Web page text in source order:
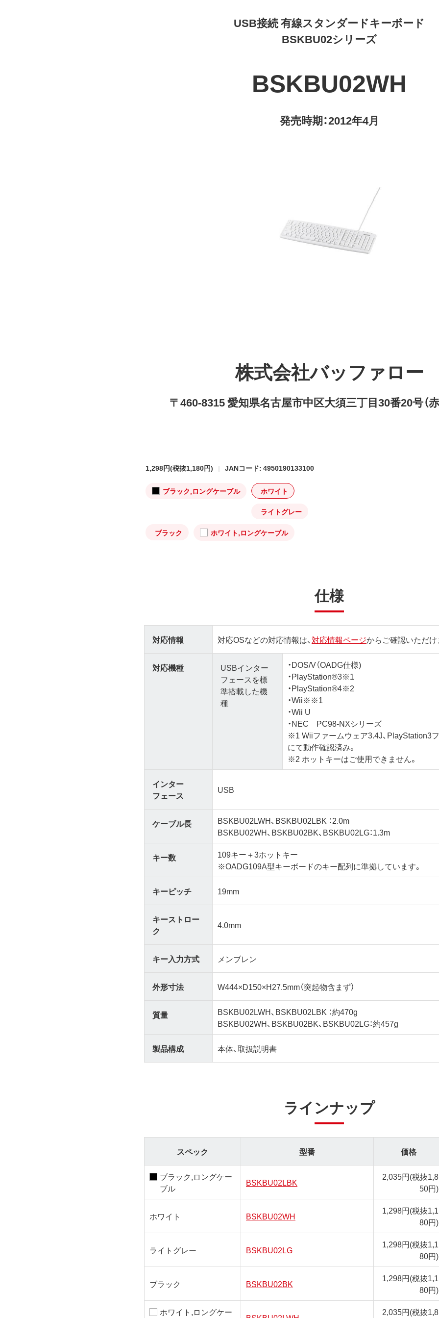
USB接続 有線スタンダードキーボード
BSKBU02シリーズ
BSKBU02WH
発売時期：2012年4月
株式会社バッファロー
〒460-8315 愛知県名古屋市中区大須三丁目30番20号（
1,298円(税抜1,180円) JANコード: 4950190133100
ブラック,ロングケーブル ホワイト
ライトグレー
ブラック ホワイト,ロングケーブル
仕様
対応情報 対応OSなどの対応情報は、対応情報ページからご確認いただけ
対応機種
USBインター
フェースを標
準搭載した機
種
・DOS/V（OADG仕様)
・PlayStation®3※1
・PlayStation®4※2
・Wii※※1
・Wii U
・NEC PC98-NXシリーズ
※1 Wiiファームウェア3.4J、PlayStation3
にて動作確認済み。
※2 ホットキーはご使用できません。
インター
フェース
USB
ケーブル長
BSKBU02LWH、BSKBU02LBK ：2.0m
BSKBU02WH、BSKBU02BK、BSKBU02LG：1.3m
キー数
109キー＋3ホットキー
※OADG109A型キーボードのキー配列に準拠しています。
キーピッチ 19mm
キーストロー
ク
4.0mm
キー入力方式 メンブレン
外形寸法 W444×D150×H27.5mm（突起物含まず）
質量
BSKBU02LWH、BSKBU02LBK ：約470g
BSKBU02WH、BSKBU02BK、BSKBU02LG：約457g
製品構成 本体、取扱説明書
ラインナップ
スペック 型番 価格
ブラック,ロングケー
ブル
BSKBU02LBK 2,035円(税抜1,8
50円)
ホワイト BSKBU02WH 1,298円(税抜1,1
80円)
ライトグレー BSKBU02LG 1,298円(税抜1,1
80円)
ブラック BSKBU02BK 1,298円(税抜1,1
80円)
ホワイト,ロングケー
2,035円(税抜1,8